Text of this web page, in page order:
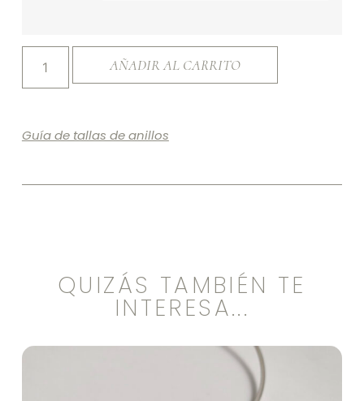
AÑADIR AL CARRITO
Guía de tallas de anillos
QUIZÁS TAMBIÉN TE
INTERESA...